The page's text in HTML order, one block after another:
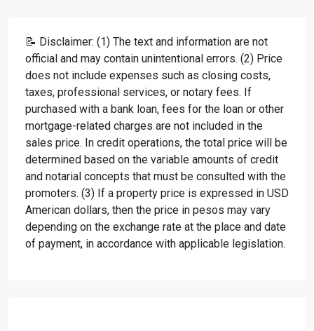
📝 Disclaimer: (1) The text and information are not
official and may contain unintentional errors. (2) Price
does not include expenses such as closing costs,
taxes, professional services, or notary fees. If
purchased with a bank loan, fees for the loan or other
mortgage-related charges are not included in the
sales price. In credit operations, the total price will be
determined based on the variable amounts of credit
and notarial concepts that must be consulted with the
promoters. (3) If a property price is expressed in USD
American dollars, then the price in pesos may vary
depending on the exchange rate at the place and date
of payment, in accordance with applicable legislation.